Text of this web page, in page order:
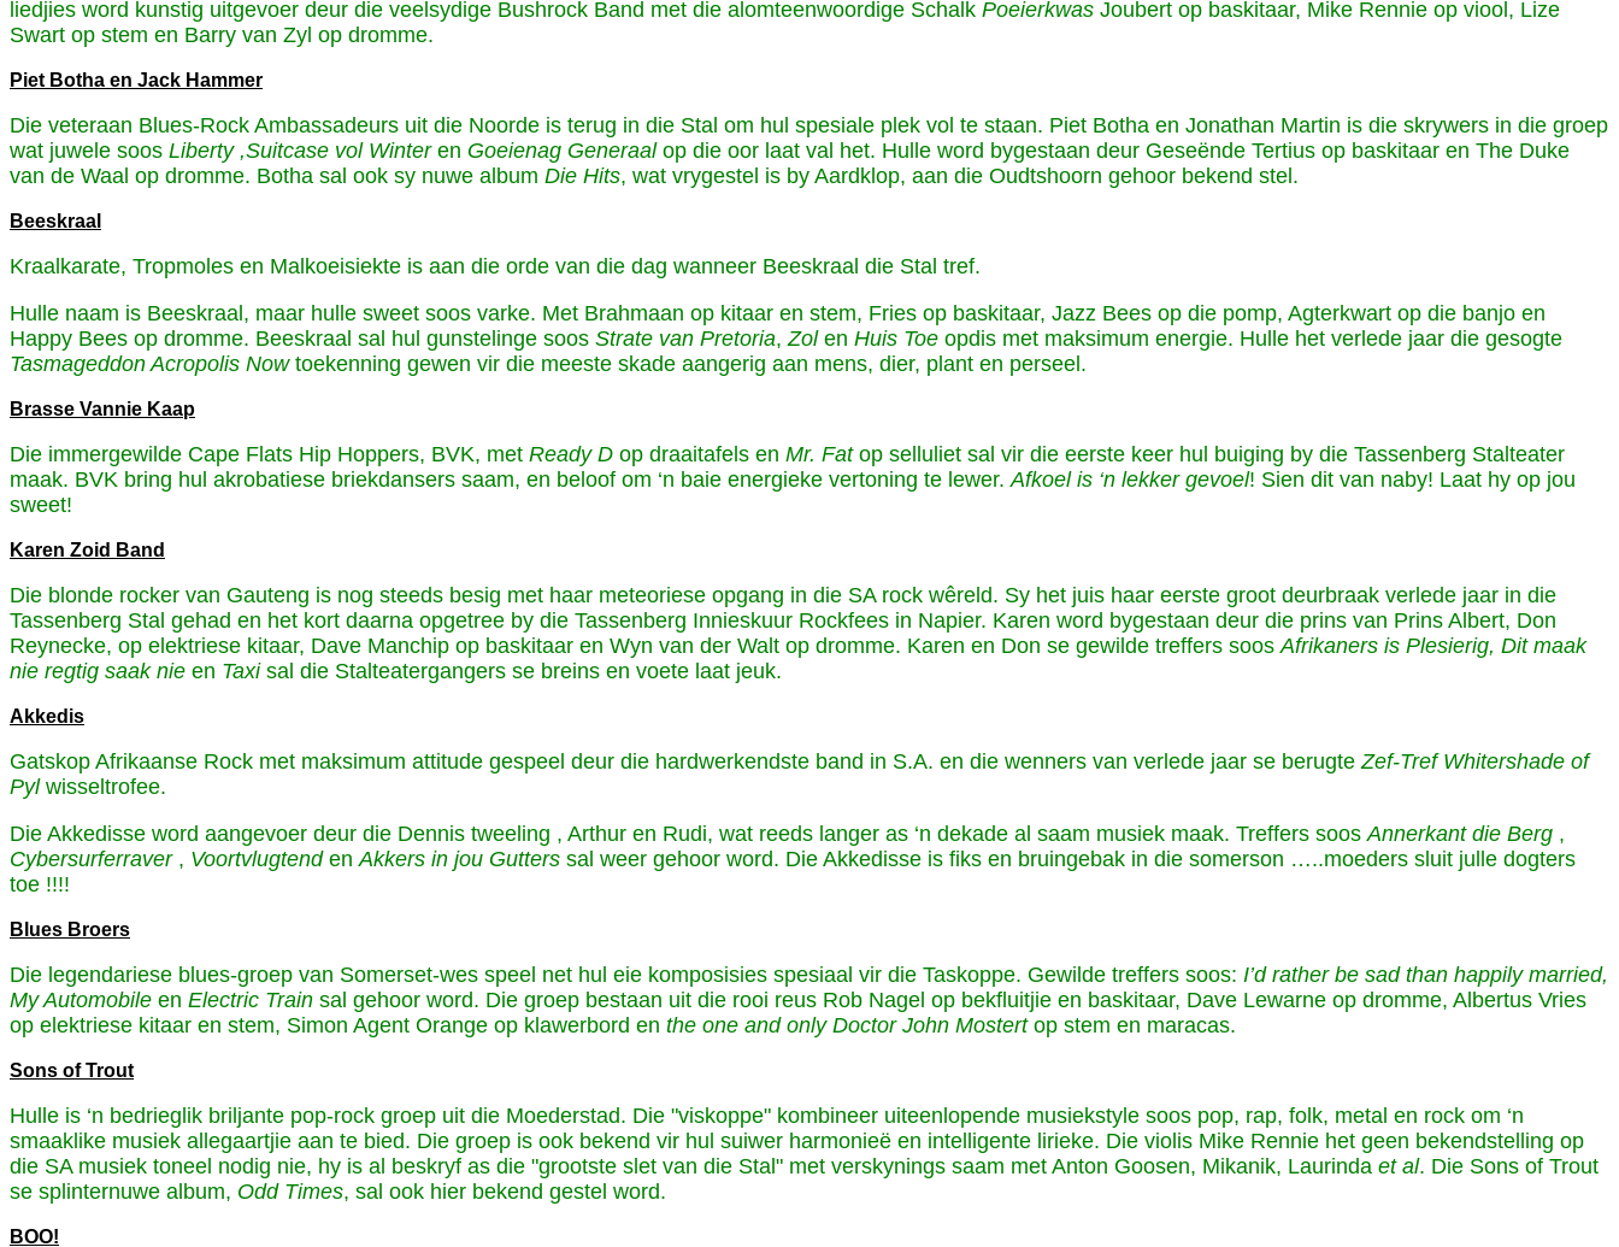
liedjies word kunstig uitgevoer deur die veelsydige Bushrock Band met die alomteenwoordige Schalk Poeierkwas Joubert op baskitaar, Mike Rennie op viool, Lize
Swart op stem en Barry van Zyl op dromme.
Piet Botha en Jack Hammer
Die veteraan Blues-Rock Ambassadeurs uit die Noorde is terug in die Stal om hul spesiale plek vol te staan. Piet Botha en Jonathan Martin is die skrywers in die groep
wat juwele soos Liberty ,Suitcase vol Winteren Goeienag Generaal op die oor laat val het. Hulle word bygestaan deur Geseënde Tertius op baskitaar en The Duke
van de Waal op dromme. Botha sal ook sy nuwe album Die Hits, wat vrygestel is by Aardklop, aan die Oudtshoorn gehoor bekend stel.
Beeskraal
Kraalkarate, Tropmoles en Malkoeisiekte is aan die orde van die dag wanneer Beeskraal die Stal tref.
Hulle naam is Beeskraal, maar hulle sweet soos varke. Met Brahmaan op kitaar en stem, Fries op baskitaar, Jazz Bees op die pomp, Agterkwart op die banjo en
Happy Bees op dromme. Beeskraal sal hul gunstelinge soos Strate van Pretoria,Zolen Huis Toe opdis met maksimum energie. Hulle het verlede jaar die gesogte
Tasmageddon Acropolis Nowtoekenning gewen vir die meeste skade aangerig aan mens, dier, plant en perseel.
Brasse Vannie Kaap
Die immergewilde Cape Flats Hip Hoppers, BVK, met Ready D op draaitafels en Mr. Fatop selluliet sal vir die eerste keer hul buiging by die Tassenberg Stalteater
maak. BVK bring hul akrobatiese briekdansers saam, en beloof om ‘n baie energieke vertoning te lewer.Afkoel is ‘n lekker gevoel! Sien dit van naby! Laat hy op jou
sweet!
Karen Zoid Band
Die blonde rocker van Gauteng is nog steeds besig met haar meteoriese opgang in die SA rock wêreld. Sy het juis haar eerste groot deurbraak verlede jaar in die
Tassenberg Stal gehad en het kort daarna opgetree by die Tassenberg Innieskuur Rockfees in Napier. Karen word bygestaan deur die prins van Prins Albert, Don
Reynecke, op elektriese kitaar, Dave Manchip op baskitaar en Wyn van der Walt op dromme. Karen en Don se gewilde treffers soosAfrikaners is Plesierig, Dit maak
nie regtig saak nie en Taxi sal die Stalteatergangers se breins en voete laat jeuk.
Akkedis
Gatskop Afrikaanse Rock met maksimum attitude gespeel deur die hardwerkendste band in S.A. en die wenners van verlede jaar se berugteZef-Tref Whitershade of
Pylwisseltrofee.
Die Akkedisse word aangevoer deur die Dennis tweeling , Arthur en Rudi, wat reeds langer as ‘n dekade al saam musiek maak. Treffers soosAnnerkant die Berg ,
Cybersurferraver, Voortvlugtend enAkkers in jou Gutters sal weer gehoor word. Die Akkedisse is fiks en bruingebak in die somerson …..moeders sluit julle dogters
toe !!!!
Blues Broers
Die legendariese blues-groep van Somerset-wes speel net hul eie komposisies spesiaal vir die Taskoppe. Gewilde treffers soos: I’d rather be sad than happily married,
My Automobile en Electric Train sal gehoor word. Die groep bestaan uit die rooi reus Rob Nagel op bekfluitjie en baskitaar, Dave Lewarne op dromme, Albertus Vries
op elektriese kitaar en stem, Simon Agent Orange op klawerbord en the one and only Doctor John Mostertop stem en maracas.
Sons of Trout
Hulle is ‘n bedrieglik briljante pop-rock groep uit die Moederstad. Die "viskoppe" kombineer uiteenlopende musiekstyle soos pop, rap, folk, metal en rock om ‘n
smaaklike musiek allegaartjie aan te bied. Die groep is ook bekend vir hul suiwer harmonieë en intelligente lirieke. Die violis Mike Rennie het geen bekendstelling op
die SA musiek toneel nodig nie, hy is al beskryf as die "grootste slet van die Stal" met verskynings saam met Anton Goosen, Mikanik, Laurinda et al. Die Sons of Trout
se splinternuwe album, Odd Times, sal ook hier bekend gestel word.
BOO!